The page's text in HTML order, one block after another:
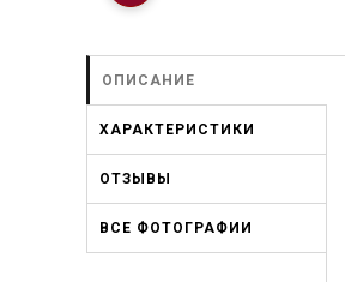
ОПИСАНИЕ
ХАРАКТЕРИСТИКИ
ОТЗЫВЫ
ВСЕ ФОТОГРАФИИ